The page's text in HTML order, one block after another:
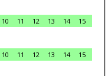
10 11 12 13 14
15
10 11 12 13 14
15